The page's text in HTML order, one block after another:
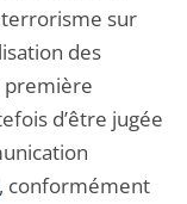
sur
des
première
d’être jugée
, conformément